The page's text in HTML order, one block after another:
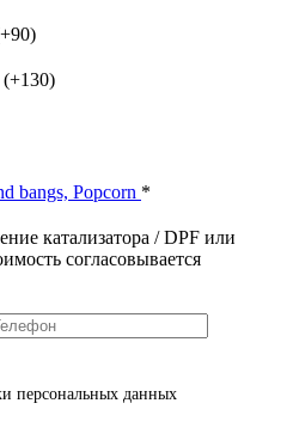
bangs, Popcorn *
катализатора / DPF или
согласовывается
персональных данных